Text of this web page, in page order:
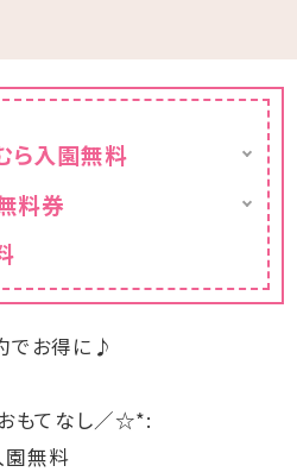
ら入園無料
料券
営業を続けながら改修
が、工事内容や突発的な
臨時休業する場合がご
かれましてはご迷惑をお
ますが、何卒ご理解の
プリでは日々の営業状
しております。
でお得に♪
もてなし／☆*:
無料